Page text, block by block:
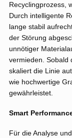
Recyclingprozess,
Durch intelligente
lange stabil
der Störung
unnötiger
vermieden. Sobald
skaliert die Linie
wie hochwertige
gewährleistet.
Smart
Für die Analyse